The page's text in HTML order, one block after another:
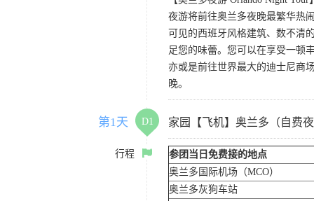
夜游将前往奥兰多夜晚最繁华热
可见的西班牙风格建筑、数不清
足您的味蕾。您可以在享受一顿
亦或是前往世界最大的迪士尼商
晚。
第1天 D1 家园【飞机】奥兰多（自费
行程
参团当日免费接的地点
奥兰多国际机场（MCO）
奥兰多灰狗车站